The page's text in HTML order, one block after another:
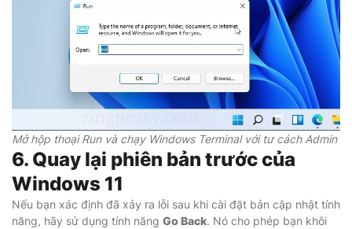
Mở hộp thoại Run và chạy Windows Terminal với tư cách Admin
6. Quay lại phiên bản trước của
Windows 11
Nếu bạn xác định đã xảy ra lỗi sau khi cài đặt bản cập nhật tính
năng, hãy sử dụng tính năng Go Back. Nó cho phép bạn khôi